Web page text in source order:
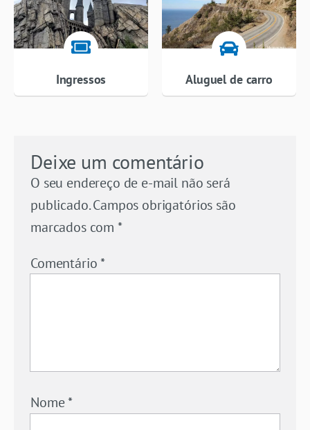
Ingressos Aluguel de carro
Deixe um comentário
O seu endereço de e-mail não será
publicado. Campos obrigatórios são
marcados com *
Comentário*
Nome*